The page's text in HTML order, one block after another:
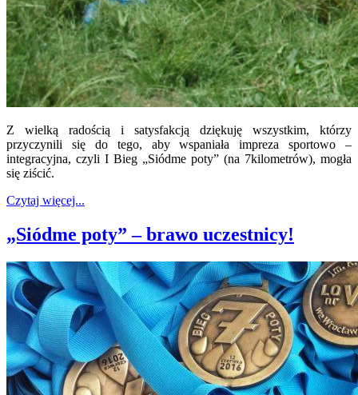
Z wielką radością i satysfakcją dziękuję wszystkim, którzy
przyczynili się do tego, aby wspaniała impreza sportowo –
integracyjna, czyli I Bieg „Siódme poty” (na 7kilometrów), mogła
się ziścić.
Czytaj więcej...
„Siódme poty” – brawo uczestnicy!